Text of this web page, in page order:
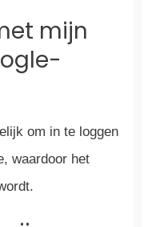
mijn
om in te loggen
waardoor het